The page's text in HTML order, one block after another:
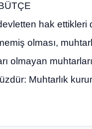
hak ettikleri
olması,
olmayan
Muhtarlık